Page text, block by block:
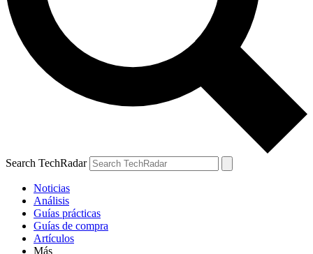
Search TechRadar
Noticias
Análisis
Guías prácticas
Guías de compra
Artículos
Más